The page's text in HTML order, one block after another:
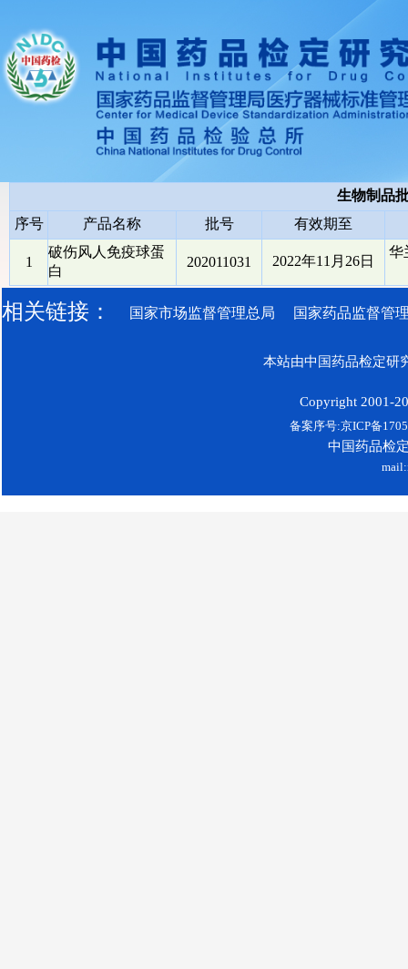
生物制品
序号
产品名称 批号 有效期至
1
破伤风人免疫球蛋
白
202011031 2022年11月26日
华
相关链接： 国家市场监督管理总局 国家药品监督管
本站由中国药品检定研
Copyright 2001-
备案序号:京ICP备
中国药品检